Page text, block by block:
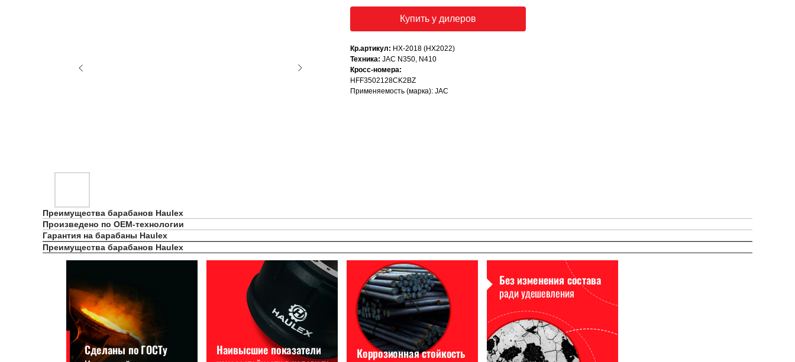
Купить у дилеров
Кр.артикул: HX-2018 (HX2022)
Техника: JAC N350, N410
Кросс-номера:
HFF3502128CK2BZ
Применяемость (марка): JAC
Преимущества барабанов Haulex
Произведено по OEM-технологии
Гарантия на барабаны Haulex
Преимущества барабанов Haulex